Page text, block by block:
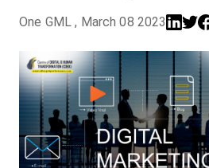
One GML , March 08 2023